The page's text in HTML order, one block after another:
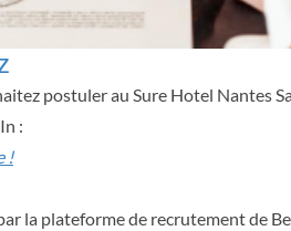
postuler au Sure Hotel Nantes
:
!
la plateforme de recrutement de